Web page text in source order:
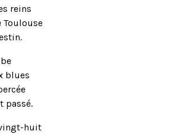
reins
Toulouse
blues
passé.
huit